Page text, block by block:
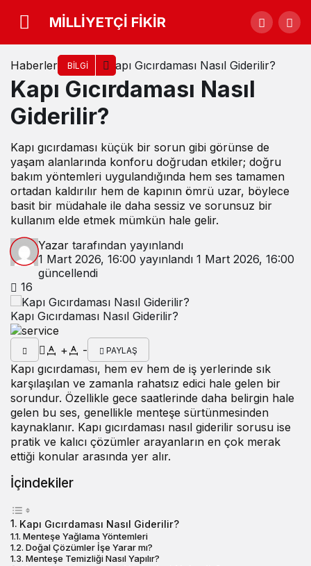
MİLLİYETÇİ FİKİR
Haberler BILGI Kapı Gıcırdaması Nasıl Giderilir?
Kapı Gıcırdaması Nasıl
Giderilir?
Kapı gıcırdaması küçük bir sorun gibi görünse de
yaşam alanlarında konforu doğrudan etkiler; doğru
bakım yöntemleri uygulandığında hem ses tamamen
ortadan kaldırılır hem de kapının ömrü uzar, böylece
basit bir müdahale ile daha sessiz ve sorunsuz bir
kullanım elde etmek mümkün hale gelir.
Yazartarafından yayınlandı
1 Mart 2026, 16:00 yayınlandı 1 Mart 2026, 16:00
güncellendi
16
Kapı Gıcırdaması Nasıl Giderilir?
+ - PAYLAŞ
Kapı gıcırdaması, hem ev hem de iş yerlerinde sık
karşılaşılan ve zamanla rahatsız edici hale gelen bir
sorundur. Özellikle gece saatlerinde daha belirgin hale
gelen bu ses, genellikle menteşe sürtünmesinden
kaynaklanır. Kapı gıcırdaması nasıl giderilir sorusu ise
pratik ve kalıcı çözümler arayanların en çok merak
ettiği konular arasında yer alır.
İçindekiler
Kapı Gıcırdaması Nasıl Giderilir?
Menteşe Yağlama Yöntemleri
Doğal Çözümler İşe Yarar mı?
Menteşe Temizliği Nasıl Yapılır?